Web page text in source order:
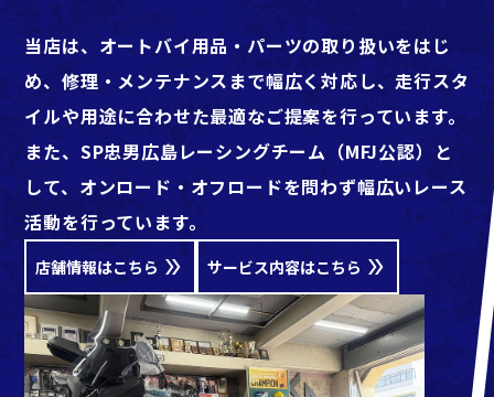
当店は、オートバイ用品・パーツの取り扱いをはじ
め、修理・メンテナンスまで幅広く対応し、走行スタ
イルや用途に合わせた最適なご提案を行っています。
また、SP忠男広島レーシングチーム（MFJ公認）と
して、オンロード・オフロードを問わず幅広いレース
活動を行っています。
店舗情報はこちら サービス内容はこちら